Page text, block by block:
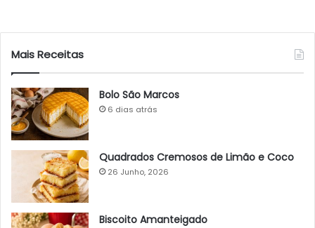
Mais Receitas
Bolo São Marcos
6 dias atrás
Quadrados Cremosos de Limão e Coco
26 Junho, 2026
Biscoito Amanteigado